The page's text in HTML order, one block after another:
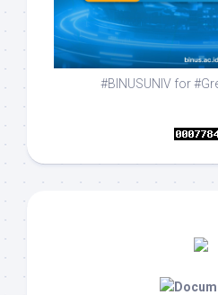
#BINUSUNIV for